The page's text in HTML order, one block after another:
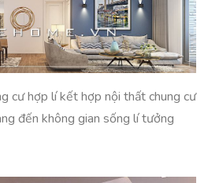
cư hợp lí kết hợp nội thất chung cư
đến không gian sống lí tưởng